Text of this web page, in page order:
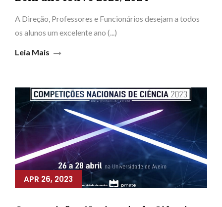
A Direção, Professores e Funcionários desejam a todos
os alunos um excelente ano (...)
Leia Mais
APR 26, 2023